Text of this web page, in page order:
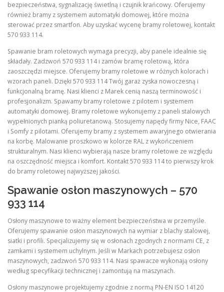
bezpieczeństwa, sygnalizację świetlną i czujnik krańcowy. Oferujemy
również bramy z systemem automatyki domowej, które można
sterować przez smartfon. Aby uzyskać wycenę bramy roletowej, kontakt
570 933 114.
Spawanie bram roletowych wymaga precyzji, aby panele idealnie się
składały. Zadzwoń 570 933 114 i zamów bramę roletową, która
zaoszczędzi miejsce. Oferujemy bramy roletowe w różnych kolorach i
wzorach paneli. Dzięki 570 933 114 Twój garaż zyska nowoczesną i
funkcjonalną bramę. Nasi klienci z Marek cenią naszą terminowość i
profesjonalizm. Spawamy bramy roletowe z pilotem i systemem
automatyki domowej. Bramy roletowe wykonujemy z paneli stalowych
wypełnionych pianką poliuretanową. Stosujemy napędy firmy Nice, FAAC
i Somfy z pilotami. Oferujemy bramy z systemem awaryjnego otwierania
na korbę. Malowanie proszkowo w kolorze RAL z wykończeniem
strukturalnym. Nasi klienci wybierają nasze bramy roletowe ze względu
na oszczędność miejsca i komfort. Kontakt 570 933 114 to pierwszy krok
do bramy roletowej najwyższej jakości.
Spawanie osłon maszynowych – 570
933 114
Osłony maszynowe to ważny element bezpieczeństwa w przemyśle.
Oferujemy spawanie osłon maszynowych na wymiar z blachy stalowej,
siatki i profili. Specjalizujemy się w osłonach zgodnych z normami CE, z
zamkami i systemem uchylnym. Jeśli w Markach potrzebujesz osłon
maszynowych, zadzwoń 570 933 114. Nasi spawacze wykonają osłony
według specyfikacji technicznej i zamontują na maszynach.
Osłony maszynowe projektujemy zgodnie z normą PN-EN ISO 14120